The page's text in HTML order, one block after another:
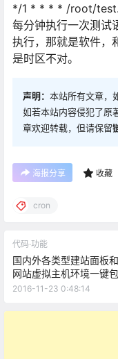
*/1 * * * * /root/
每分钟执行一次测试
执行，那就是软件，
是时区不对。
声明： 本站所有文章，
如若本站内容侵犯了原
章欢迎转载，但请保留
海报分享 收藏
cron
代码·功能
国内外各类型建站面板
网站虚拟主机环境一键
收集
2016-11-23 0:48:14